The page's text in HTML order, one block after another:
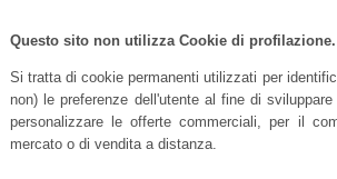
Questo sito non utilizza Cookie di profilazione.
Si tratta di cookie permanenti utilizzati per
non) le preferenze dell'utente al fine di
personalizzare le offerte commerciali, per il
mercato o di vendita a distanza.